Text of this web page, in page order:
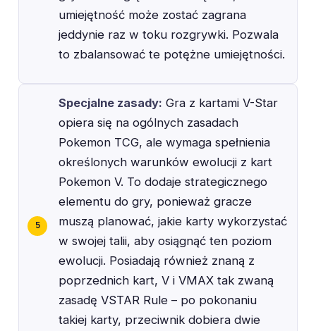
umiejętność może zostać zagrana
jeddynie raz w toku rozgrywki. Pozwala
to zbalansować te potężne umiejętności.
Specjalne zasady: Gra z kartami V-Star
opiera się na ogólnych zasadach
Pokemon TCG, ale wymaga spełnienia
określonych warunków ewolucji z kart
Pokemon V. To dodaje strategicznego
elementu do gry, ponieważ gracze
muszą planować, jakie karty wykorzystać
w swojej talii, aby osiągnąć ten poziom
ewolucji. Posiadają również znaną z
poprzednich kart, V i VMAX tak zwaną
zasadę VSTAR Rule – po pokonaniu
takiej karty, przeciwnik dobiera dwie